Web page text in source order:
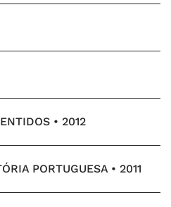
• 2012
PORTUGUESA • 2011